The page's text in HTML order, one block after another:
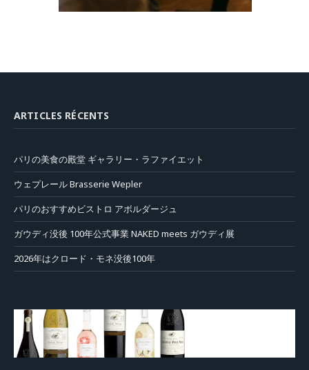
ARTICLES RÉCENTS
パリの美食の殿堂 ギャラリー・ラファイエット
ウェプレール Brasserie Wepler
パリのおすすめビストロ アボルダージュ
ガウディ没後 100年公式事業 NAKED meets ガウディ展
2026年はクロード・モネ没後100年